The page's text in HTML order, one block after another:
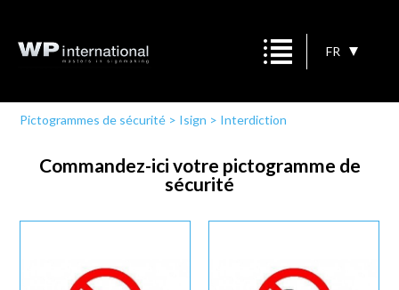
FR
Pictogrammes de sécurité > Isign > Interdiction
Commandez-ici votre pictogramme de
sécurité